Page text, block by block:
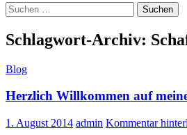
Suchen
nach:
Schlagwort-Archiv:
Blog
Herzlich Willkommen auf
1. August 2014 admin Kommentar